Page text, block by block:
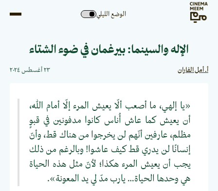
الوضع الليلي
الإله والسينما: بيرغمان في ضوء الشتاء
أ. أمل الفاران ٢٣ أغسطس ٢٠٢٤
⁠«يا إلهي، ما أصعب ألّا يعيش المرء إلّا أمام اللّه،
أن يعيش كما عاش أُناس كانوا مدفونين في قبوٍ
مظلم، عارفين أنّهم لن يخرجوا من هناك قط، وأنّ
إنسانًا لن يدري قط كيف عاشوا! وبالرغم من ذلك
يجب أن يعيش المرء هكذا؛ لأنّ مثل هذه الحياة
هي وحدها الحياة… يارب مدّ لي يد المعونة».